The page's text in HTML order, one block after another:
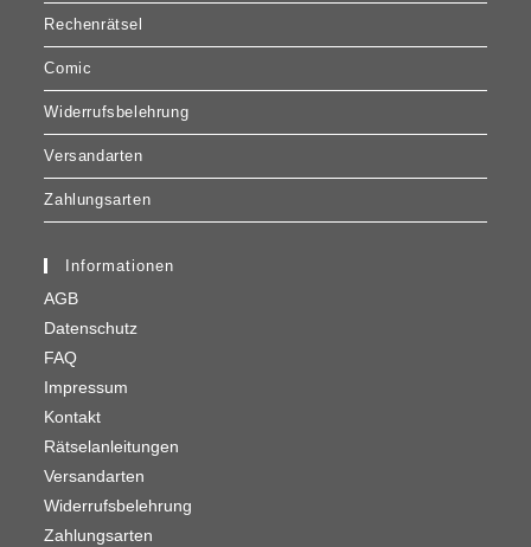
Rechenrätsel
Comic
Widerrufsbelehrung
Versandarten
Zahlungsarten
Informationen
AGB
Datenschutz
FAQ
Impressum
Kontakt
Rätselanleitungen
Versandarten
Widerrufsbelehrung
Zahlungsarten